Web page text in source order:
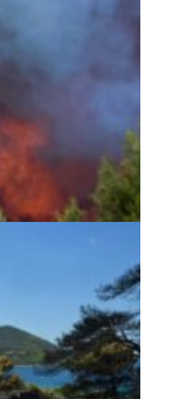
έχουν
και δυτική